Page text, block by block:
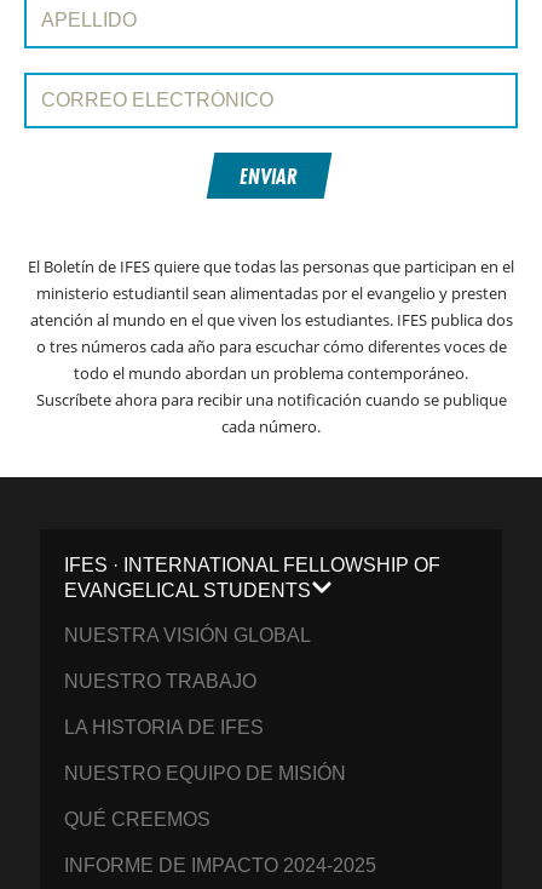
Correo electrónico:
ENVIAR
El Boletín de IFES quiere que todas las personas que participan en el
ministerio estudiantil sean alimentadas por el evangelio y presten
atención al mundo en el que viven los estudiantes. IFES publica dos
o tres números cada año para escuchar cómo diferentes voces de
todo el mundo abordan un problema contemporáneo.
Suscríbete ahora para recibir una notificación cuando se publique
cada número.
IFES · INTERNATIONAL FELLOWSHIP OF
EVANGELICAL STUDENTS
NUESTRA VISIÓN GLOBAL
NUESTRO TRABAJO
LA HISTORIA DE IFES
NUESTRO EQUIPO DE MISIÓN
QUÉ CREEMOS
INFORME DE IMPACTO 2024-2025